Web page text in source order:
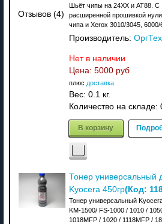
Отзывов (4)
Шьёт чипы на 24XX и АТ88. C
расширенной прошивкой
чипа и Xerox 3010/3045, 6000/
Производитель:
Нет в наличии
Цена: 5000 руб
плюс доставка
Вес: 0.1 кг.
Количество на складе:
В корзину
Тонер универсальный
Kyocera 450гр(Код:
Тонер универсальный
KM-1500/ FS-1000 / 1010 /
1018MFP / 1020 / 1118MFP /